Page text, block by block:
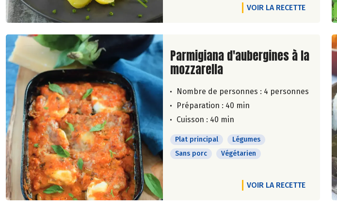
VOIR LA RECETTE
Lire la suite de la recette
Parmigiana d'aubergines à la
mozzarella
Nombre de personnes : 4 personnes
Préparation : 40 min
Cuisson : 40 min
Plat principal
Légumes
Sans porc
Végétarien
VOIR LA RECETTE